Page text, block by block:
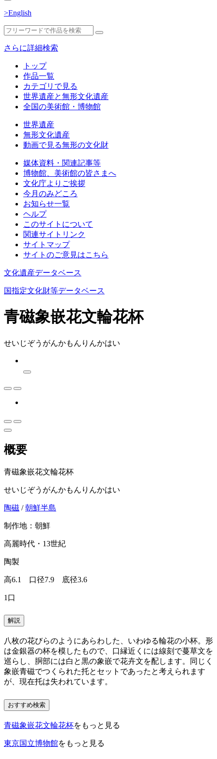
>English
さらに詳細検索
トップ
作品一覧
カテゴリで見る
世界遺産と無形文化遺産
全国の美術館・博物館
世界遺産
無形文化遺産
動画で見る無形の文化財
媒体資料・関連記事等
博物館、美術館の皆さまへ
文化庁よりご挨拶
今月のみどころ
お知らせ一覧
ヘルプ
このサイトについて
関連サイトリンク
サイトマップ
サイトのご意見はこちら
文化遺産データベース
国指定文化財等データベース
青磁象嵌花文輪花杯
せいじぞうがんかもんりんかはい
概要
青磁象嵌花文輪花杯
せいじぞうがんかもんりんかはい
陶磁 /朝鮮半島
制作地：朝鮮
高麗時代・13世紀
陶製
高6.1 口径7.9 底径3.6
1口
解説
八枚の花びらのようにあらわした、いわゆる輪花の小杯。形
は金銀器の杯を模したもので、口縁近くには線刻で蔓草文を
巡らし、胴部には白と黒の象嵌で花卉文を配します。同じく
象嵌青磁でつくられた托とセットであったと考えられます
が、現在托は失われています。
おすすめ検索
青磁象嵌花文輪花杯をもっと見る
東京国立博物館をもっと見る